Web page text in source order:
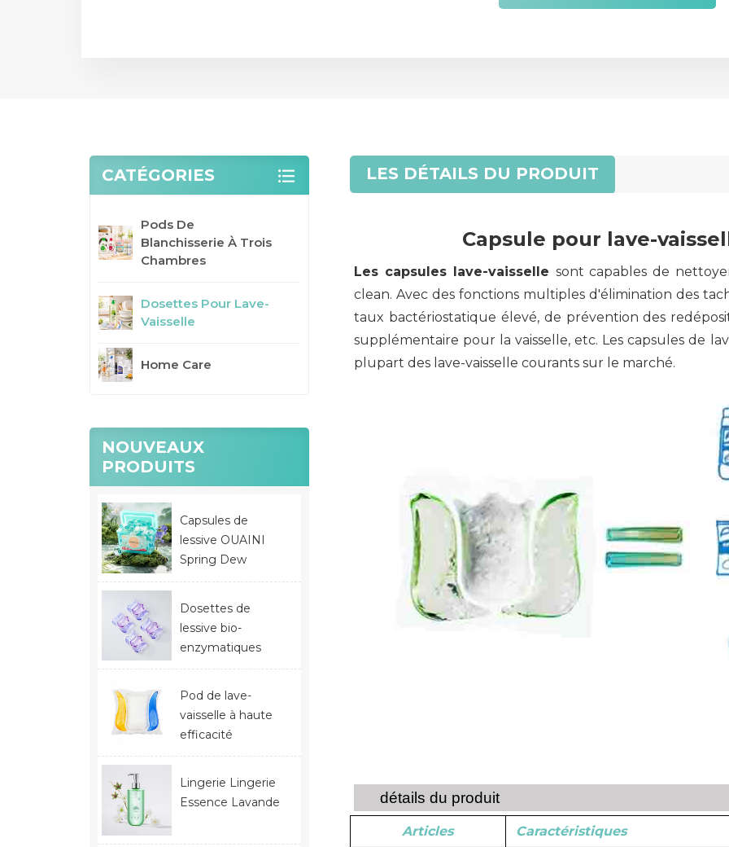
LES DÉTAILS DU PRODUIT
Capsule pour lave-
Les capsules lave-vaisselle sont capables de
clean. Avec des fonctions multiples d'élimination des
taux bactériostatique élevé, de prévention des
supplémentaire pour la vaisselle, etc. Les capsules de
plupart des lave-vaisselle courants sur le marché.
détails du produit
Articles Caractéristiques
CATÉGORIES
Pods De
Blanchisserie À Trois
Chambres
Dosettes Pour Lave-
Vaisselle
Home Care
NOUVEAUX
PRODUITS
Capsules de
lessive OUAINI
Spring Dew
Dosettes de
lessive bio-
enzymatiques
Pod de lave-
vaisselle à haute
efficacité
Lingerie Lingerie
Essence Lavande